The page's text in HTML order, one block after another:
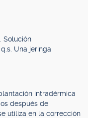
Solución
Una jeringa
intradérmica
después de
utiliza en la corrección